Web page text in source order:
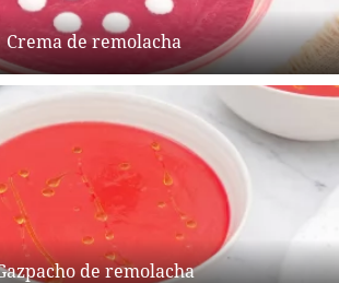
Crema de remolacha
de remolacha